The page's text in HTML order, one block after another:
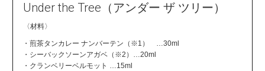
Under the Tree（アンダー ザ ツリー）
〈材料〉
・煎茶タンカレー ナンバーテン（※1） …30ml
・シーバックソーンアガベ（※2）…20ml
・クランベリーベルモット …15ml